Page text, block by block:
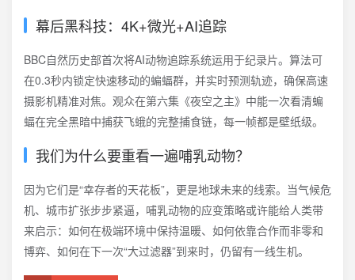
幕后黑科技：4K+微光+AI追踪
BBC自然历史部首次将AI动物追踪系统运用于纪录片。算法可
在0.3秒内锁定快速移动的蝙蝠群，并实时预测轨迹，确保高速
摄影机精准对焦。观众在第六集《夜空之主》中能一次看清蝙
蝠在完全黑暗中捕获飞蛾的完整捕食链，每一帧都是壁纸级。
我们为什么要重看一遍哺乳动物？
因为它们是“幸存者的天花板”，更是地球未来的线索。当气候危
机、城市扩张步步紧逼，哺乳动物的应变策略或许能给人类带
来启示：如何在极端环境中保持温暖、如何依靠合作而非零和
博弈、如何在下一次“大过滤器”到来时，仍留有一线生机。